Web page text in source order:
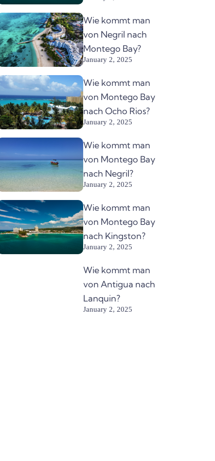
Wie kommt man
von Negril nach
Montego Bay?
January 2, 2025
Wie kommt man
von Montego Bay
nach Ocho Rios?
January 2, 2025
Wie kommt man
von Montego Bay
nach Negril?
January 2, 2025
Wie kommt man
von Montego Bay
nach Kingston?
January 2, 2025
Wie kommt man
von Antigua nach
Lanquin?
January 2, 2025